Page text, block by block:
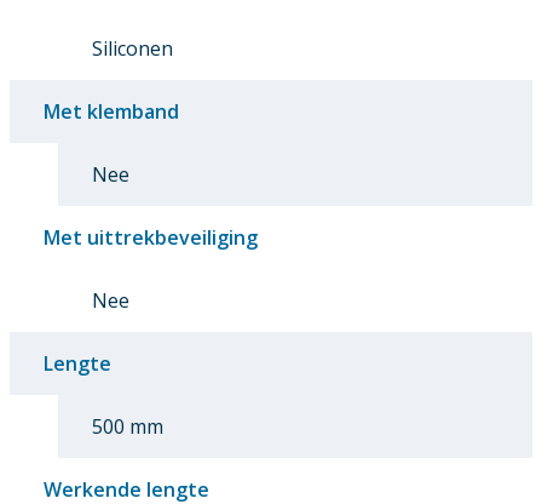
Siliconen
Met klemband
Nee
Met uittrekbeveiliging
Nee
Lengte
500 mm
Werkende lengte